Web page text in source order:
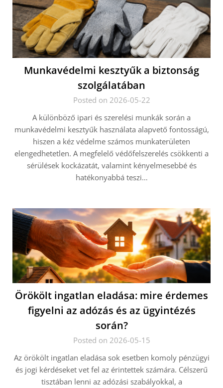
Munkavédelmi kesztyűk a biztonság
szolgálatában
Posted on 2026-05-22
A különböző ipari és szerelési munkák során a
munkavédelmi kesztyűk használata alapvető fontosságú,
hiszen a kéz védelme számos munkaterületen
elengedhetetlen. A megfelelő védőfelszerelés csökkenti a
sérülések kockázatát, valamint kényelmesebbé és
hatékonyabbá teszi…
Örökölt ingatlan eladása: mire érdemes
figyelni az adózás és az ügyintézés
során?
Posted on 2026-05-15
Az örökölt ingatlan eladása sok esetben komoly pénzügyi
és jogi kérdéseket vet fel az érintettek számára. Célszerű
tisztában lenni az adózási szabályokkal, a